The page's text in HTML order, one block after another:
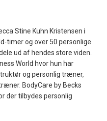
Stine Kuhn Kristensen i
timer og over 50 personlige
ud af hendes store viden.
World hvor hun har
og personlig træner,
BodyCare by Becks
der tilbydes personlig